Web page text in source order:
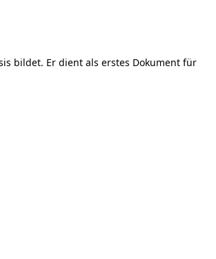
bildet. Er dient als erstes Dokument für